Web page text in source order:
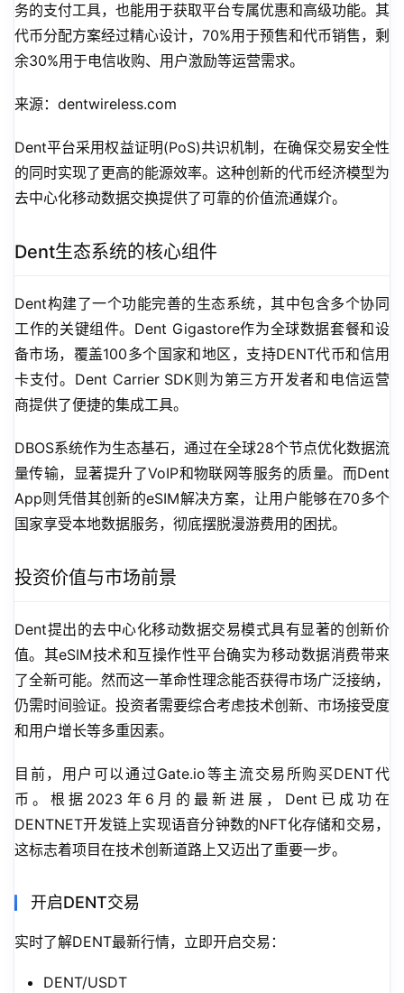
务的支付工具，也能用于获取平台专属优惠和高级功能。其
代币分配方案经过精心设计，70%用于预售和代币销售，剩
余30%用于电信收购、用户激励等运营需求。
来源：dentwireless.com
Dent平台采用权益证明(PoS)共识机制，在确保交易安全性
的同时实现了更高的能源效率。这种创新的代币经济模型为
去中心化移动数据交换提供了可靠的价值流通媒介。
Dent生态系统的核心组件
Dent构建了一个功能完善的生态系统，其中包含多个协同
工作的关键组件。Dent Gigastore作为全球数据套餐和设
备市场，覆盖100多个国家和地区，支持DENT代币和信用
卡支付。Dent Carrier SDK则为第三方开发者和电信运营
商提供了便捷的集成工具。
DBOS系统作为生态基石，通过在全球28个节点优化数据流
量传输，显著提升了VoIP和物联网等服务的质量。而Dent
App则凭借其创新的eSIM解决方案，让用户能够在70多个
国家享受本地数据服务，彻底摆脱漫游费用的困扰。
投资价值与市场前景
Dent提出的去中心化移动数据交易模式具有显著的创新价
值。其eSIM技术和互操作性平台确实为移动数据消费带来
了全新可能。然而这一革命性理念能否获得市场广泛接纳，
仍需时间验证。投资者需要综合考虑技术创新、市场接受度
和用户增长等多重因素。
目前，用户可以通过Gate.io等主流交易所购买DENT代
币。根据2023年6月的最新进展，Dent已成功在
DENTNET开发链上实现语音分钟数的NFT化存储和交易，
这标志着项目在技术创新道路上又迈出了重要一步。
开启DENT交易
实时了解DENT最新行情，立即开启交易：
DENT/USDT